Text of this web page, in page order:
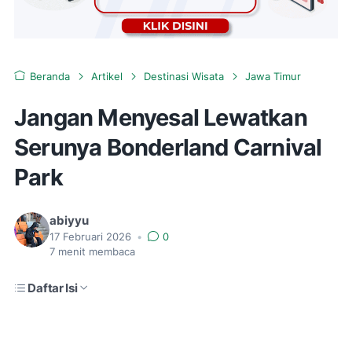
Beranda Artikel Destinasi Wisata Jawa Timur
Jangan Menyesal Lewatkan
Serunya Bonderland Carnival
Park
abiyyu
17 Februari 2026 •
0
7 menit membaca
Daftar Isi